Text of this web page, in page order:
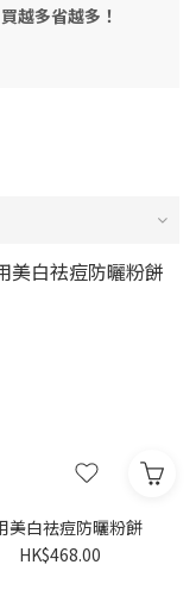
越多省越多！
美白祛痘防曬粉餅
HK$468.00